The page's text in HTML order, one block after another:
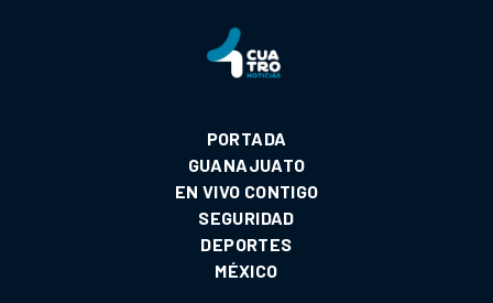
PORTADA
GUANAJUATO
EN VIVO CONTIGO
SEGURIDAD
DEPORTES
MÉXICO